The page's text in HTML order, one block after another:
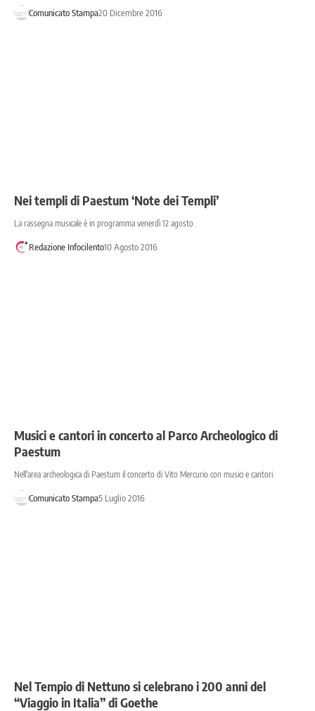
Comunicato Stampa20 Dicembre 2016
Nei templi di Paestum ‘Note dei Templi’
La rassegna musicale è in programma venerdì 12 agosto.
Redazione Infocilento10 Agosto 2016
Musici e cantori in concerto al Parco Archeologico di
Paestum
Nell'area archeologica di Paestum il concerto di Vito Mercurio con musici e cantori.
Comunicato Stampa5 Luglio 2016
Nel Tempio di Nettuno si celebrano i 200 anni del
“Viaggio in Italia” di Goethe